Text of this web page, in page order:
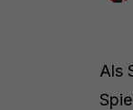
Als